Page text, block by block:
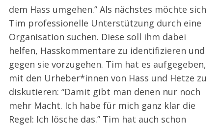
dem Hass umgehen.” Als nächstes möchte sich
Tim professionelle Unterstützung durch eine
Organisation suchen. Diese soll ihm dabei
helfen, Hasskommentare zu identifizieren und
gegen sie vorzugehen. Tim hat es aufgegeben,
mit den Urheber*innen von Hass und Hetze zu
diskutieren: “Damit gibt man denen nur noch
mehr Macht. Ich habe für mich ganz klar die
Regel: Ich lösche das.” Tim hat auch schon